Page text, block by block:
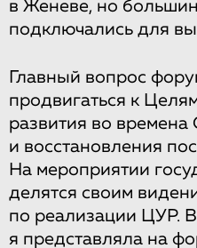
в Женеве, но
подключались для
Главный вопрос
продвигаться к
развития во времена
и восстановления
На мероприятии
делятся своим
по реализации ЦУР.
я представляла на